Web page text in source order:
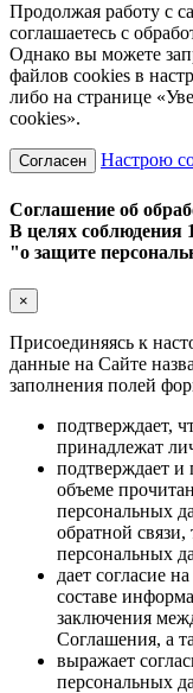
Продолжая работу с
соглашаетесь с
Однако вы можете
файлов cookies в
либо на странице
cookies».
Согласен Настрою
Соглашение об
В целях соблюдения
"о защите
×
Присоединяясь к
данные на Сайте
заполнения полей
подтверждает,
принадлежат
подтверждает и
объеме
персональных
обратной связи,
персональных
дает согласие
составе
заключения
Соглашения, а
выражает
персональных